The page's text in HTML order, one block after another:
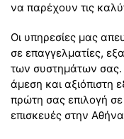
να παρέχουν τις
Οι υπηρεσίες μας
σε επαγγελματίες,
των συστημάτων σας.
άμεση και αξιόπιστη
πρώτη σας επιλογή σε
επισκευές στην